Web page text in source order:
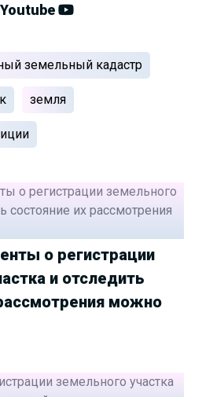
Youtube
земельный кадастр
земля
о регистрации
и отследить
можно